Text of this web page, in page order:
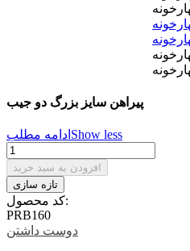
پیراهن سایز بزرگ دو جیب
ادامه مطلب Show less
افزودن به سبد خرید
کد محصول:
PRB160
دوست داشتن